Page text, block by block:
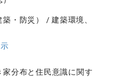
・防災） / 建築環境、
分布と住民意識に関す